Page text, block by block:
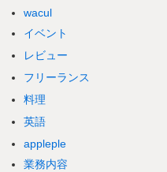
wacul
イベント
レビュー
フリーランス
料理
英語
appleple
業務内容